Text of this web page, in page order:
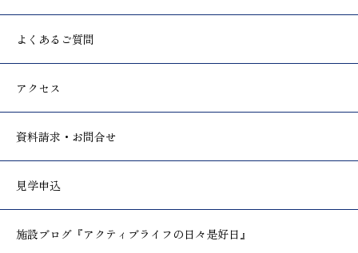
よくあるご質問
アクセス
資料請求・お問合せ
見学申込
施設ブログ 『アクティブライフの日々是好日』